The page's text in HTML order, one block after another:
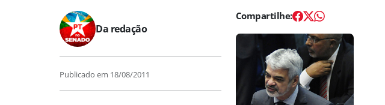
Da redação
Publicado em 18/08/2011